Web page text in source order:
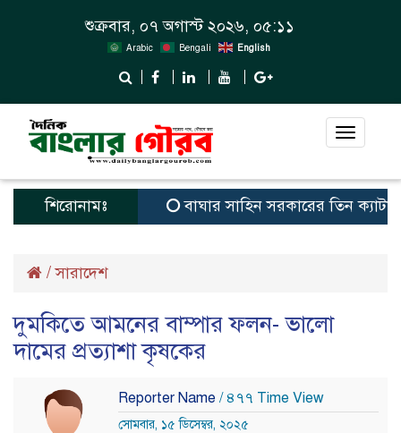
শুক্রবার, ০৭ অগাস্ট ২০২৬, ০৫:১১
Arabic Bengali English
Toggle
শিরোনামঃ বাঘার সাহিন সরকারের তিন
/সারাদেশ
দুমকিতে আমনের বাম্পার ফলন- ভালো
দামের প্রত্যাশা কৃষকের
Reporter Name / ৪৭৭ Time View
সোমবার, ১৫ ডিসেম্বর, ২০২৫